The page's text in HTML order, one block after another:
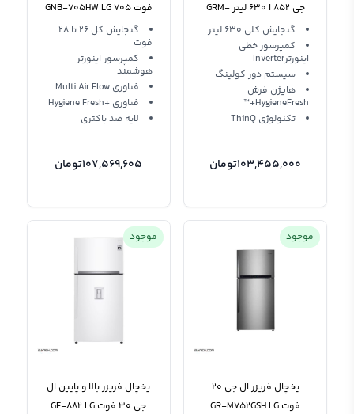
جی 852 ا ۶۳۰ لیتر GRM-
852 سفید نقره
گنجایش کلی 630 لیتر
کمپرسور خطی
اینورترInverter
سیستم دور کولینگ
هایژن فرش
HygieneFresh+™
تکنولوژی ThinQ
103,455,000تومان
فوت GNB-705HW LG 705
گنجایش کل 26 تا 28
فوت
کمپرسور اینورتر
هوشمند
فناوری Multi Air Flow
فناوری +Hygiene Fresh
لایه ضد باکتری
107,569,605تومان
موجود
یخچال فریزر ال جی 20
فوت GR-M752GSH LG
موجود
یخچال فریزر بالا و پایین ال
جی 30 فوت GF-882 LG